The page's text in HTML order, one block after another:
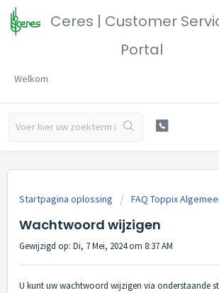
Ceres | Customer
Portal
Welkom
Startpagina oplossing FAQ Toppix
Wachtwoord wijzigen
Gewijzigd op: Di, 7 Mei, 2024 om 8:37 AM
U kunt uw wachtwoord wijzigen via onderstaande